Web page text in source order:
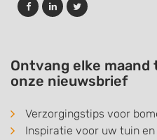
Ontvang elke
onze nieuwsbrief
Verzorgingstips voor
Inspiratie voor uw tuin